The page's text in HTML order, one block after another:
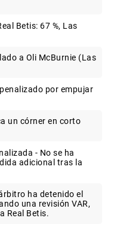
Betis: 67 %, Las
a Oli McBurnie (Las
por empujar
un córner en corto
- No se ha
adicional tras la
ha detenido el
una revisión VAR,
Real Betis.